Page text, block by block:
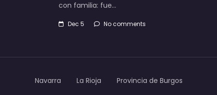
con familia: fue…
Dec 5 No comments
Navarra La Rioja Provincia de Burgos